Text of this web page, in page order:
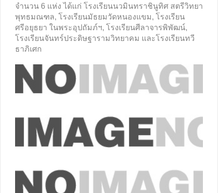
จำนวน 6 แห่ง ได้แก่ โรงเรียนนวมินทราชินูทิศ สตรีวิทยา
พุทธมณฑล, โรงเรียนมัธยมวัดหนองแขม, โรงเรียน
ศรีอยุธยา ในพระอุปถัมภ์ฯ, โรงเรียนศีลาจารพิพัฒน์,
โรงเรียนจันทร์ประดิษฐารามวิทยาคม และโรงเรียนทวี
ธาภิเศก